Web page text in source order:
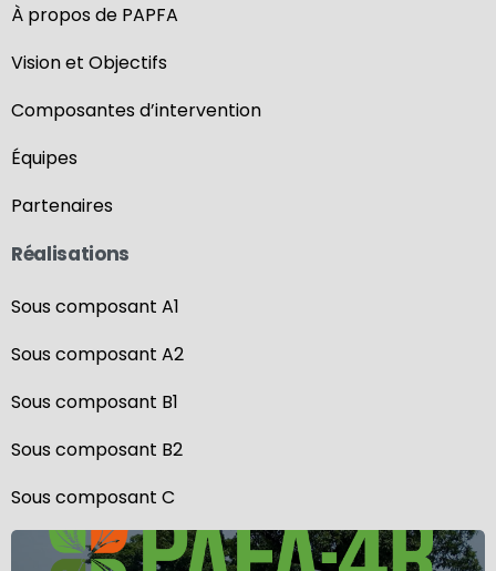
À propos de PAPFA
Vision et Objectifs
Composantes d’intervention
Équipes
Partenaires
Réalisations
Sous composant A1
Sous composant A2
Sous composant B1
Sous composant B2
Sous composant C